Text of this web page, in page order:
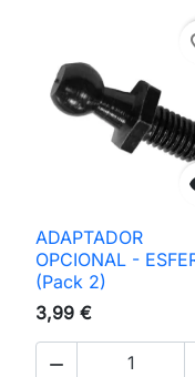
ADAPTADOR
OPCIONAL -
(Pack 2)
3,99 €
